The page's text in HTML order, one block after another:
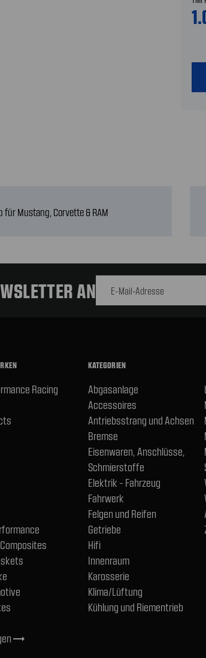
für Mustang, Corvette & RAM
AN
Racing
trending_flat
KATEGORIEN
Abgasanlage
Accessoires
Antriebsstrang und Achsen
Bremse
Eisenwaren, Anschlüsse,
Schmierstoffe
Elektrik - Fahrzeug
Fahrwerk
Felgen und Reifen
Getriebe
Hifi
Innenraum
Karosserie
Klima/Lüftung
Kühlung und Riementrieb